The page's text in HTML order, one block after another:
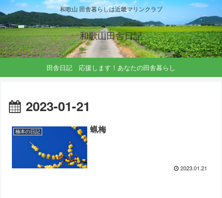
和歌山 田舎暮らしは近畿マリンクラブ
和歌山田舎日記
田舎日記 応援します！あなたの田舎暮らし
2023-01-21
楠本の日記 蝋梅
2023.01.21